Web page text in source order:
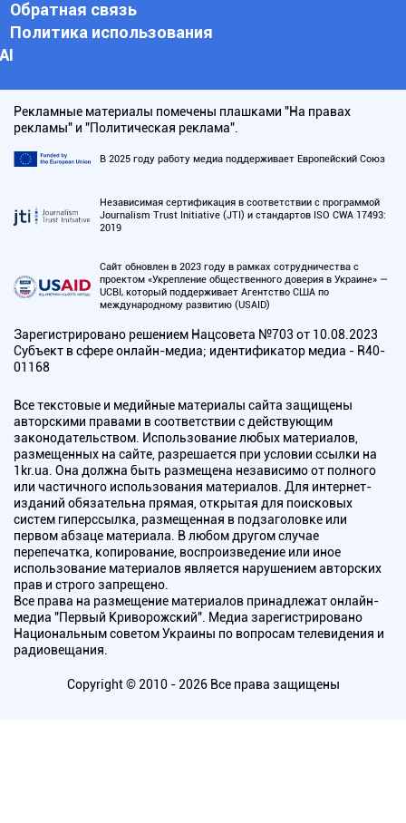
Обратная связь
Политика использования
АI
Рекламные материалы помечены плашками "На правах
рекламы" и "Политическая реклама".
В 2025 году работу медиа поддерживает Европейский Союз
Независимая сертификация в соответствии с программой
Journalism Trust Initiative (JTI) и стандартов ISO CWA 17493:
2019
Сайт обновлен в 2023 году в рамках сотрудничества с
проектом «Укрепление общественного доверия в Украине» —
UCBI, который поддерживает Агентство США по
международному развитию (USAID)
Зарегистрировано решением Нацсовета №703 от 10.08.2023
Субъект в сфере онлайн-медиа; идентификатор медиа - R40-
01168
Все текстовые и медийные материалы сайта защищены
авторскими правами в соответствии с действующим
законодательством. Использование любых материалов,
размещенных на сайте, разрешается при условии ссылки на
1kr.ua. Она должна быть размещена независимо от полного
или частичного использования материалов. Для интернет-
изданий обязательна прямая, открытая для поисковых
систем гиперссылка, размещенная в подзаголовке или
первом абзаце материала. В любом другом случае
перепечатка, копирование, воспроизведение или иное
использование материалов является нарушением авторских
прав и строго запрещено.
Все права на размещение материалов принадлежат онлайн-
медиа "Первый Криворожский". Медиа зарегистрировано
Национальным советом Украины по вопросам телевидения и
радиовещания.
Copyright © 2010 - 2026 Все права защищены